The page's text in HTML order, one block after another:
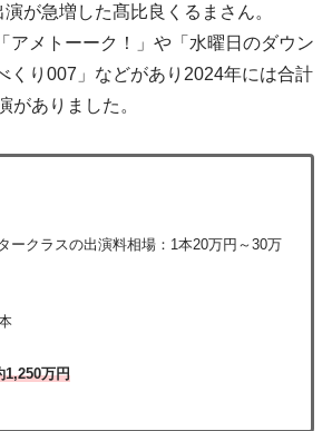
が急増した髙比良くるまさん。
アメトーーク！」や「水曜日のダウン
くり007」などがあり2024年には合計
がありました。
ークラスの出演料相場：1本20万円～30万
1,250万円